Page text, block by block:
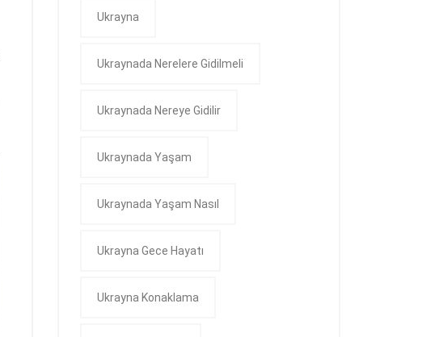
Ukrayna
Ukraynada Nerelere Gidilmeli
Ukraynada Nereye Gidilir
Ukraynada Yaşam
Ukraynada Yaşam Nasıl
Ukrayna Gece Hayatı
Ukrayna Konaklama